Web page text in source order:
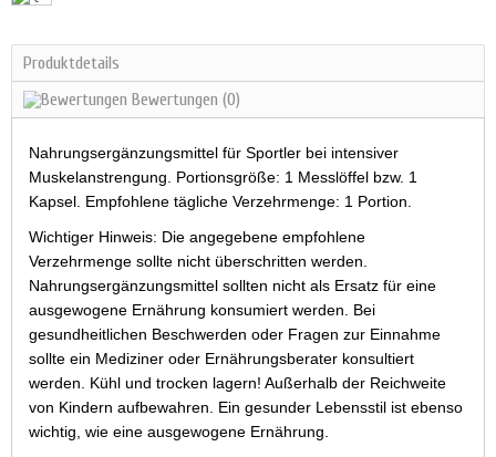
Produktdetails
Bewertungen (0)
Nahrungsergänzungsmittel für Sportler bei intensiver
Muskelanstrengung. Portionsgröße: 1 Messlöffel bzw. 1
Kapsel. Empfohlene tägliche Verzehrmenge: 1 Portion.
Wichtiger Hinweis: Die angegebene empfohlene
Verzehrmenge sollte nicht überschritten werden.
Nahrungsergänzungsmittel sollten nicht als Ersatz für eine
ausgewogene Ernährung konsumiert werden. Bei
gesundheitlichen Beschwerden oder Fragen zur Einnahme
sollte ein Mediziner oder Ernährungsberater konsultiert
werden. Kühl und trocken lagern! Außerhalb der Reichweite
von Kindern aufbewahren. Ein gesunder Lebensstil ist ebenso
wichtig, wie eine ausgewogene Ernährung.